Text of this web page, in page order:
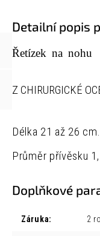
Detailní popis
Řetízek na nohu
Z CHIRURGICKÉ
Délka 21 až 26 cm.
Průměr přívěsku
Doplňkové
Záruka: 2